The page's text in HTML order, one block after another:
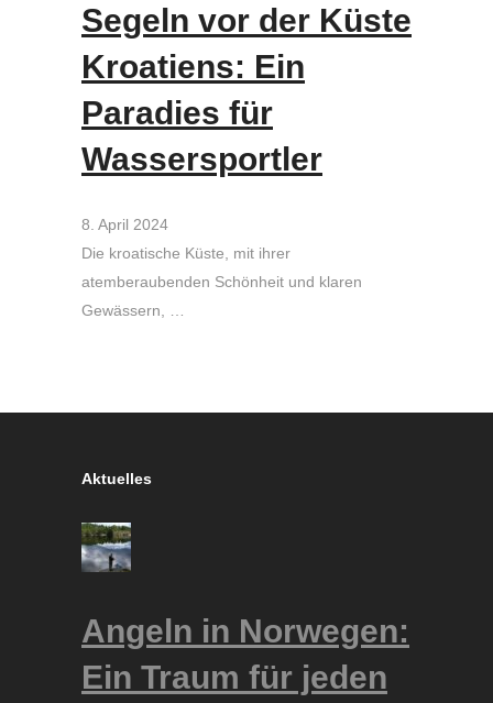
Segeln vor der Küste
Kroatiens: Ein
Paradies für
Wassersportler
8. April 2024
Die kroatische Küste, mit ihrer
atemberaubenden Schönheit und klaren
Gewässern, …
Aktuelles
Angeln in Norwegen:
Ein Traum für jeden